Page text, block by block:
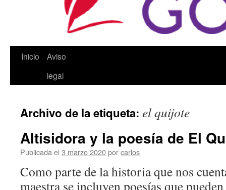
Inicio
Aviso
legal
Archivo de la etiqueta: el quijote
Altisidora y la poesía de El
Publicada el 3 marzo 2020porcarlos
Como parte de la historia que nos
maestra se incluyen poesías que